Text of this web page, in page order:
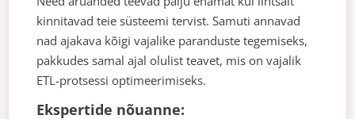
kinnitavad teie süsteemi tervist. Samuti annavad
nad ajakava kõigi vajalike paranduste tegemiseks,
pakkudes samal ajal olulist teavet, mis on vajalik
ETL-protsessi optimeerimiseks.
Ekspertide nõuanne: